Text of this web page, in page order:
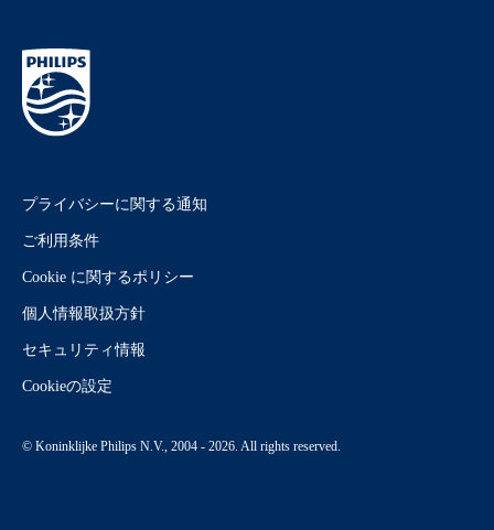
プライバシーに関する通知
ご利用条件
Cookie に関するポリシー
個人情報取扱方針
セキュリティ情報
Cookieの設定
© Koninklijke Philips N.V., 2004 - 2026. All rights reserved.